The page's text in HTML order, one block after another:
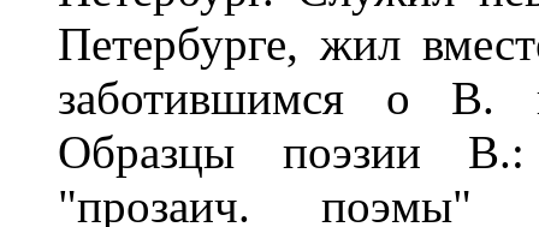
Петербурге, жил
заботившимся о В.
Образцы поэзии
"прозаич.